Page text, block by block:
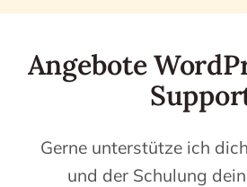
Angebote
Gerne unterstütze ich
und der Schulung